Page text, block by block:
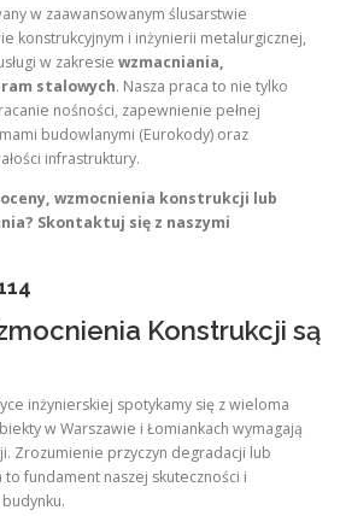
w zaawansowanym ślusarstwie
konstrukcyjnym i inżynierii metalurgicznej,
w zakresie wzmacniania,
stalowych. Nasza praca to nie tylko
nośności, zapewnienie pełnej
budowlanymi (Eurokody) oraz
infrastruktury.
wzmocnienia konstrukcji lub
Skontaktuj się z naszymi
Konstrukcji są
inżynierskiej spotykamy się z wieloma
w Warszawie i Łomiankach wymagają
Zrozumienie przyczyn degradacji lub
fundament naszej skuteczności i